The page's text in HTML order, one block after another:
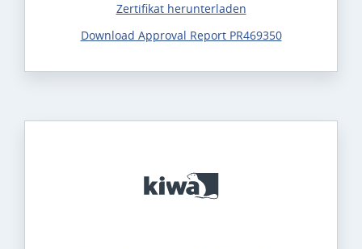
Zertifikat herunterladen
Download Approval Report PR469350